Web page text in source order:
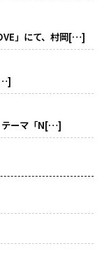
」にて、村岡[…]
テーマ「N[…]